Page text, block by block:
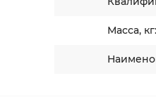
Масса, кг: